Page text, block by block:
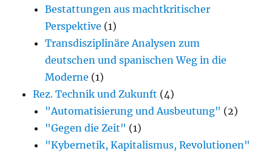
Bestattungen aus machtkritischer
Perspektive (1)
Transdisziplinäre Analysen zum
deutschen und spanischen Weg in die
Moderne (1)
Rez. Technik und Zukunft (4)
"Automatisierung und Ausbeutung" (2)
"Gegen die Zeit" (1)
"Kybernetik, Kapitalismus, Revolutionen"